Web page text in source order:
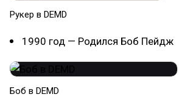
Рукер в DEMD
1990 год — Родился Боб Пейдж
Боб в DEMD